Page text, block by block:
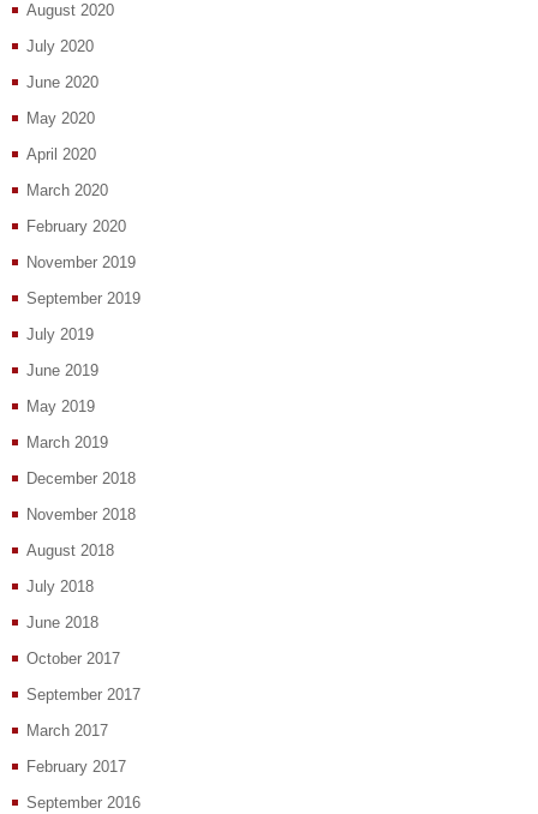
August 2020
July 2020
June 2020
May 2020
April 2020
March 2020
February 2020
November 2019
September 2019
July 2019
June 2019
May 2019
March 2019
December 2018
November 2018
August 2018
July 2018
June 2018
October 2017
September 2017
March 2017
February 2017
September 2016